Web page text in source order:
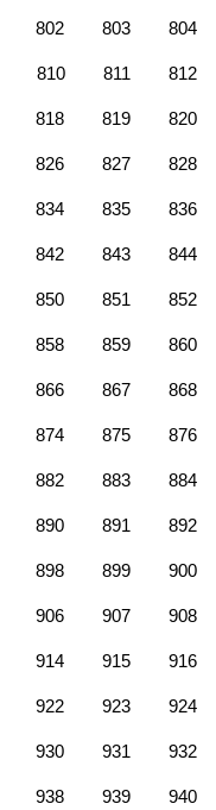
802 803 804
810 811 812
818 819 820
826 827 828
834 835 836
842 843 844
850 851 852
858 859 860
866 867 868
874 875 876
882 883 884
890 891 892
898 899 900
906 907 908
914 915 916
922 923 924
930 931 932
938 939 940